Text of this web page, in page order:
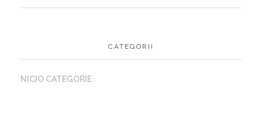
CATEGORII
NICIO CATEGORIE